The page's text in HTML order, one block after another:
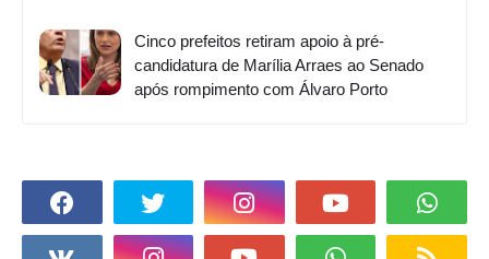
Cinco prefeitos retiram apoio à pré-
candidatura de Marília Arraes ao Senado
após rompimento com Álvaro Porto